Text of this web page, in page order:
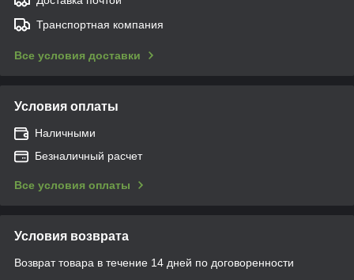
Транспортная компания
Все условия доставки
Условия оплаты
Наличными
Безналичный расчет
Все условия оплаты
Условия возврата
Возврат товара в течение 14 дней по договоренности